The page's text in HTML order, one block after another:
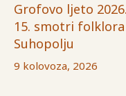
Grofovo ljeto
15. smotri folklora
Suhopolju
9 kolovoza, 2026